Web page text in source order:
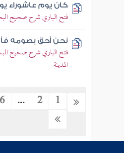
كان يوم عاشوراء
فتح الباري شرح صحيح
نحن أحق بصومه
فتح الباري شرح صحيح
المدينة
1
2
...
6